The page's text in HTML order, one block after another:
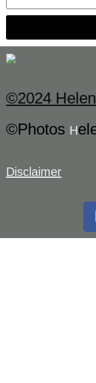
©2024
©Photos H
Disclaimer